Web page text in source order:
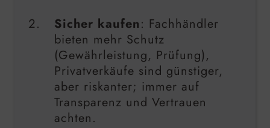
Sicher kaufen: Fachhändler
bieten mehr Schutz
(Gewährleistung, Prüfung),
Privatverkäufe sind günstiger,
aber riskanter; immer auf
Transparenz und Vertrauen
achten.